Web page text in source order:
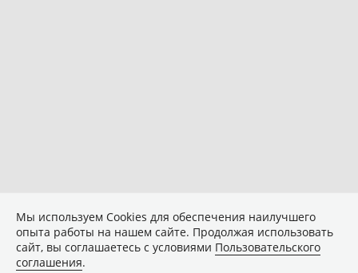
Мы используем Сookies для обеспечения наилучшего
опыта работы на нашем сайте. Продолжая использовать
сайт, вы соглашаетесь с условиями Пользовательского
соглашения.